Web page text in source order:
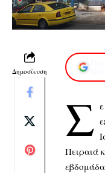
Δημοσίευση
Σ
Πειραιά